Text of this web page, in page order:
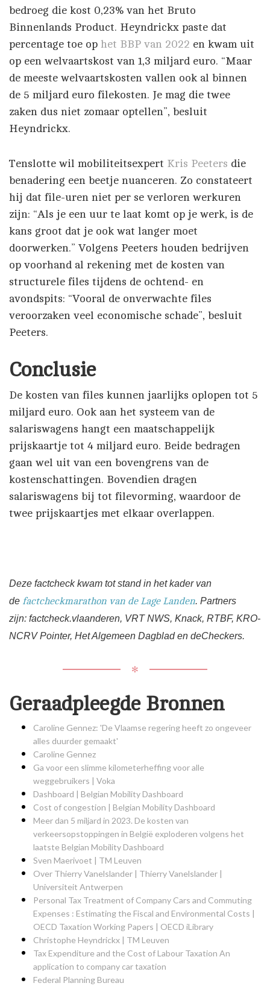
bedroeg die kost 0,23% van het Bruto
Binnenlands Product. Heyndrickx paste dat
percentage toe op het BBP van 2022 en kwam uit
op een welvaartskost van 1,3 miljard euro. “Maar
de meeste welvaartskosten vallen ook al binnen
de 5 miljard euro filekosten. Je mag die twee
zaken dus niet zomaar optellen”, besluit
Heyndrickx.
Tenslotte wil mobiliteitsexpert Kris Peeters die
benadering een beetje nuanceren. Zo constateert
hij dat file-uren niet per se verloren werkuren
zijn: “Als je een uur te laat komt op je werk, is de
kans groot dat je ook wat langer moet
doorwerken.” Volgens Peeters houden bedrijven
op voorhand al rekening met de kosten van
structurele files tijdens de ochtend- en
avondspits: “Vooral de onverwachte files
veroorzaken veel economische schade”, besluit
Peeters.
Conclusie
De kosten van files kunnen jaarlijks oplopen tot 5
miljard euro. Ook aan het systeem van de
salariswagens hangt een maatschappelijk
prijskaartje tot 4 miljard euro. Beide bedragen
gaan wel uit van een bovengrens van de
kostenschattingen. Bovendien dragen
salariswagens bij tot filevorming, waardoor de
twee prijskaartjes met elkaar overlappen.
Deze factcheck kwam tot stand in het kader van
de factcheckmarathon van de Lage Landen. Partners
zijn: factcheck.vlaanderen, VRT NWS, Knack, RTBF, KRO-
NCRV Pointer, Het Algemeen Dagblad en deCheckers.
✻
Geraadpleegde Bronnen
Caroline Gennez: 'De Vlaamse regering heeft zo ongeveer
alles duurder gemaakt'
Caroline Gennez
Ga voor een slimme kilometerheffing voor alle
weggebruikers | Voka
Dashboard | Belgian Mobility Dashboard
Cost of congestion | Belgian Mobility Dashboard
Meer dan 5 miljard in 2023. De kosten van
verkeersopstoppingen in België exploderen volgens het
laatste Belgian Mobility Dashboard
Sven Maerivoet | TM Leuven
Over Thierry Vanelslander | Thierry Vanelslander |
Universiteit Antwerpen
Personal Tax Treatment of Company Cars and Commuting
Expenses : Estimating the Fiscal and Environmental Costs |
OECD Taxation Working Papers | OECD iLibrary
Christophe Heyndrickx | TM Leuven
Tax Expenditure and the Cost of Labour Taxation An
application to company car taxation
Federal Planning Bureau